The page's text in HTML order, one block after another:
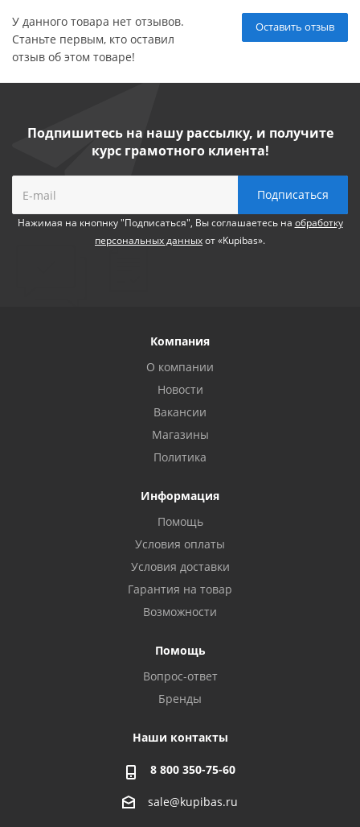
Оставить отзыв
У данного товара нет отзывов.
Станьте первым, кто оставил
отзыв об этом товаре!
Подпишитесь на нашу рассылку, и получите
курс грамотного клиента!
Нажимая на кнопнку "Подписаться", Вы соглашаетесь на обработку
персональных данныхот «Kupibas».
Компания
О компании
Новости
Вакансии
Магазины
Политика
Информация
Помощь
Условия оплаты
Условия доставки
Гарантия на товар
Возможности
Помощь
Вопрос-ответ
Бренды
Наши контакты
8 800 350-75-60
sale@kupibas.ru